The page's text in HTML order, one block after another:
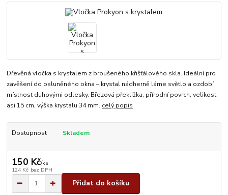
Dřevěná vločka s krystalem z broušeného křišťálového skla. Ideální pro
zavěšení do osluněného okna – krystal nádherně láme světlo a ozdobí
místnost duhovými odlesky. Březová překližka, přírodní povrch, velikost
asi 15 cm, výška krystalu 34 mm. celý popis
Dostupnost Skladem
150 Kč/ks
124 Kč bez DPH
Přidat do košíku